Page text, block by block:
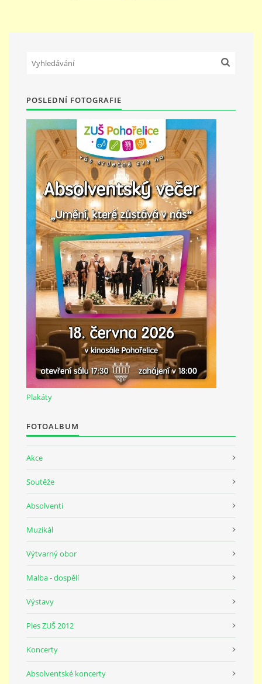
POSLEDNÍ FOTOGRAFIE
Plakáty
FOTOALBUM
Akce
Soutěže
Absolventi
Muzikál
Výtvarný obor
Malba - dospělí
Výstavy
Ples ZUŠ 2012
Koncerty
Absolventské koncerty